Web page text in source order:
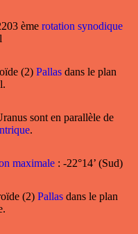
ème rotation synodique
(2) Pallasdans le plan
sont en parallèle de
.
maximale : -22°14’ (Sud)
(2) Pallasdans le plan